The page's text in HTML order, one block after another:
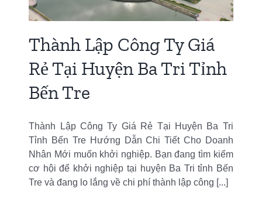
Thành Lập Công Ty Giá
Rẻ Tại Huyện Ba Tri Tỉnh
Bến Tre
Thành Lập Công Ty Giá Rẻ Tại Huyện Ba Tri
Tỉnh Bến Tre Hướng Dẫn Chi Tiết Cho Doanh
Nhân Mới muốn khởi nghiệp. Bạn đang tìm kiếm
cơ hội để khởi nghiệp tại huyện Ba Tri tỉnh Bến
Tre và đang lo lắng về chi phí thành lập công [...]